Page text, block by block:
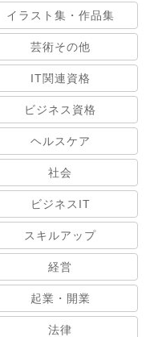
イラスト集・作品集
芸術その他
IT関連資格
ビジネス資格
ヘルスケア
社会
ビジネスIT
スキルアップ
経営
起業・開業
法律